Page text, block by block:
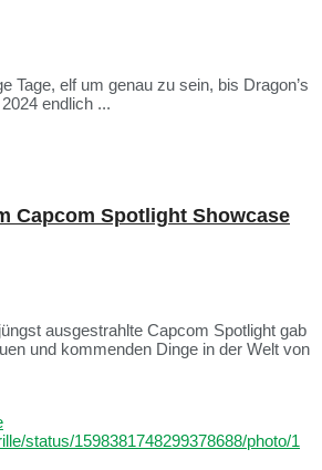
Tage, elf um genau zu sein, bis Dragon’s
endlich ...
Capcom Spotlight Showcase
ausgestrahlte Capcom Spotlight gab
und kommenden Dinge in der Welt von